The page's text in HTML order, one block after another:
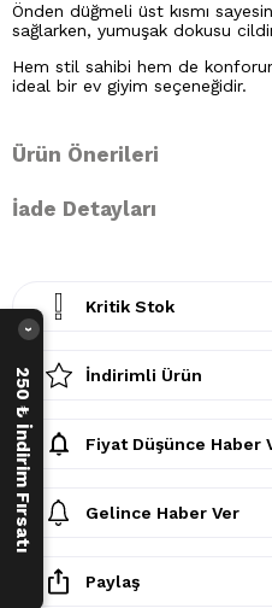
Önden düğmeli üst kısmı
sağlarken, yumuşak dokusu
Hem stil sahibi hem de
ideal bir ev giyim seçeneğidir.
Ürün Önerileri
İade Detayları
Kritik Stok
İndirimli Ürün
Fiyat Düşünce Haber
Gelince Haber Ver
Paylaş
250 ₺ İndirim Fırsatı
›